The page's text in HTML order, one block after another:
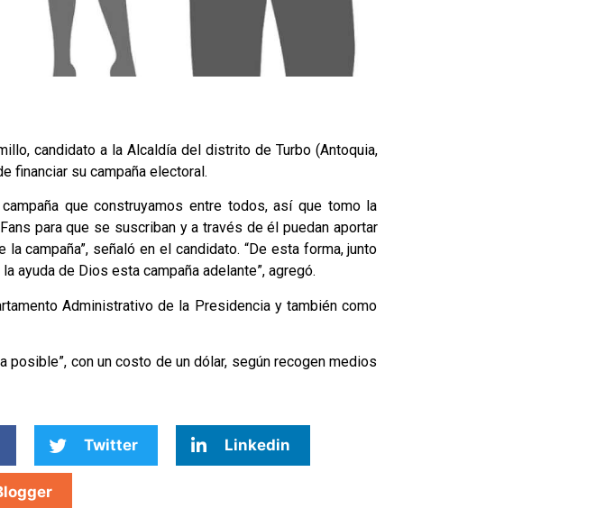
candidato a la Alcaldía del distrito de Turbo (Antoquia,
financiar su campaña electoral.
que construyamos entre todos, así que tomo la
para que se suscriban y a través de él puedan aportar
campaña”, señaló en el candidato. “De esta forma, junto
ayuda de Dios esta campaña adelante”, agregó.
Administrativo de la Presidencia y también como
con un costo de un dólar, según recogen medios
Twitter Linkedin